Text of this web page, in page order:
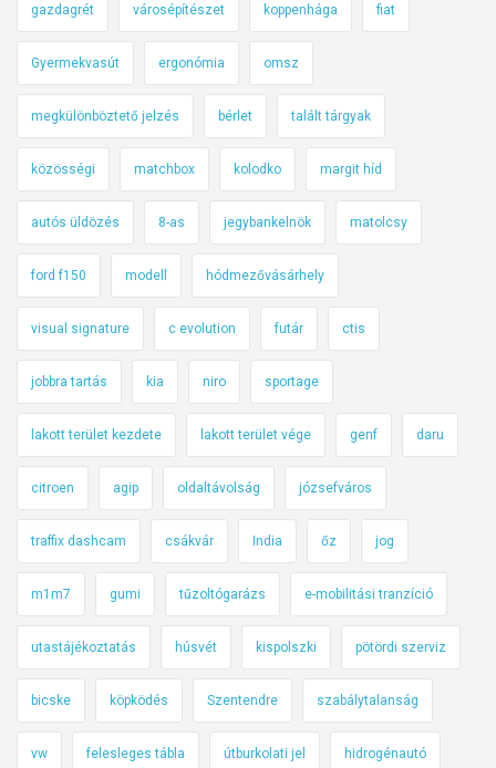
gazdagrét városépítészet koppenhága fiat
Gyermekvasút ergonómia omsz
megkülönböztető jelzés bérlet talált tárgyak
közösségi matchbox kolodko margit híd
autós üldözés 8-as jegybankelnök matolcsy
ford f150 modell hódmezővásárhely
visual signature c evolution futár ctis
jobbra tartás kia niro sportage
lakott terület kezdete lakott terület vége genf daru
citroen agip oldaltávolság józsefváros
traffix dashcam csákvár India őz jog
m1m7 gumi tűzoltógarázs e-mobilitási tranzíció
utastájékoztatás húsvét kispolszki pötördi szerviz
bicske köpködés Szentendre szabálytalanság
vw felesleges tábla útburkolati jel hidrogénautó